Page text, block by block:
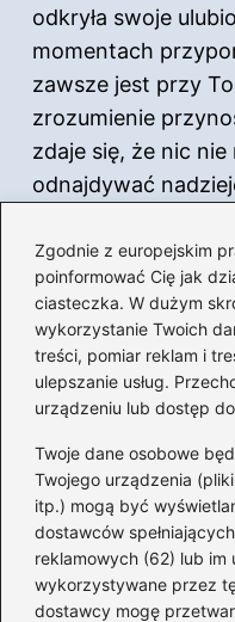
Zgodnie z europejskim
poinformować Cię jak
ciasteczka. W dużym
wykorzystanie Twoich
treści, pomiar reklam i
ulepszanie usług.
urządzeniu lub dostęp
Twoje dane osobowe
Twojego urządzenia
itp.) mogą być
dostawców
reklamowych (62) lub
wykorzystywane przez
dostawcy mogę
odkryła swoje
momentach
zawsze jest przy
zrozumienie
zdaje się, że nic
odnajdywać
wzbogacić naszą
Ciekawostką jest
korzystają z
trudnych
poprawę w
zwiększenie
potwierdzają
duchowością i
Powiązane wpisy: